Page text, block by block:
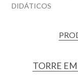
DIDÁTICOS
TORRE